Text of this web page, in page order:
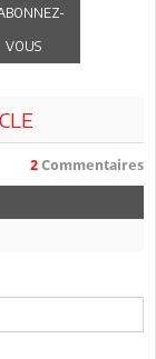
VOUS
2 Commentaires